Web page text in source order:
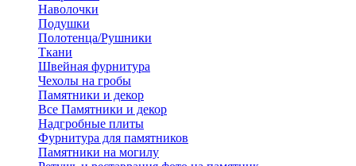
Наволочки
Подушки
Полотенца/Рушники
Ткани
Швейная фурнитура
Чехолы на гробы
Памятники и декор
Все Памятники и декор
Надгробные плиты
Фурнитура для памятников
Памятники на могилу